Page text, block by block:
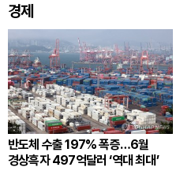
경제
반도체 수출 197% 폭증…6월
경상흑자 497억달러 ‘역대 최대’